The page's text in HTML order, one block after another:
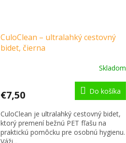
CuloClean – ultralahký cestovný
bidet, čierna
Skladom
€7,50 Do košíka
CuloClean je ultralahký cestovný bidet,
ktorý premení bežnú PET fľašu na
praktickú pomôcku pre osobnú hygienu.